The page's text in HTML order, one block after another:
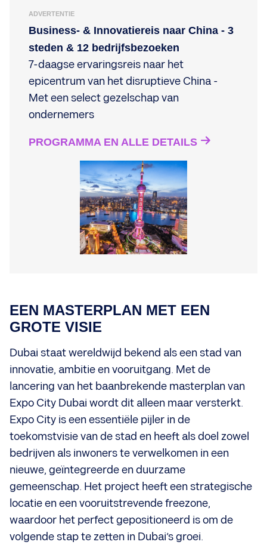
ADVERTENTIE
Business- & Innovatiereis naar China - 3
steden & 12 bedrijfsbezoeken
7-daagse ervaringsreis naar het
epicentrum van het disruptieve China -
Met een select gezelschap van
ondernemers
PROGRAMMA EN ALLE DETAILS
EEN MASTERPLAN MET EEN
GROTE VISIE
Dubai staat wereldwijd bekend als een stad van
innovatie, ambitie en vooruitgang. Met de
lancering van het baanbrekende masterplan van
Expo City Dubai wordt dit alleen maar versterkt.
Expo City is een essentiële pijler in de
toekomstvisie van de stad en heeft als doel zowel
bedrijven als inwoners te verwelkomen in een
nieuwe, geïntegreerde en duurzame
gemeenschap. Het project heeft een strategische
locatie en een vooruitstrevende freezone,
waardoor het perfect gepositioneerd is om de
volgende stap te zetten in Dubai’s groei.